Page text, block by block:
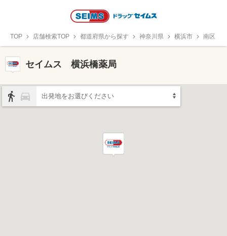
TOP 店舗検索TOP 都道府県から探す 神奈川県 横浜市 南区
セイムス 横浜橋薬局
出発地をお選びください